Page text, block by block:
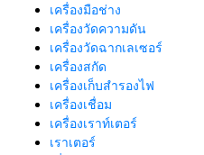
เครื่องมือช่าง
เครื่องวัดความดัน
เครื่องวัดฉากเลเซอร์
เครื่องสกัด
เครื่องเก็บสํารองไฟ
เครื่องเชื่อม
เครื่องเราท์เตอร์
เราเตอร์